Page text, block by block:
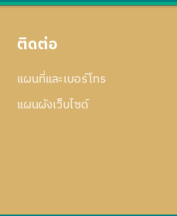
ติดต่อ
แผนที่และเบอร์โทร
แผนผังเว็บไซด์